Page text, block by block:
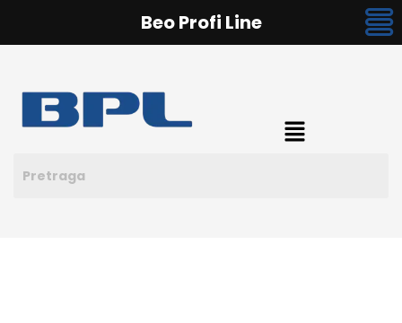
Beo Profi Line